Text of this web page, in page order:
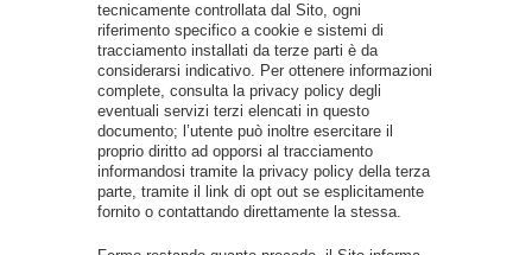
tecnicamente controllata dal Sito, ogni
riferimento specifico a cookie e sistemi di
tracciamento installati da terze parti è da
considerarsi indicativo. Per ottenere informazioni
complete, consulta la privacy policy degli
eventuali servizi terzi elencati in questo
documento; l’utente può inoltre esercitare il
proprio diritto ad opporsi al tracciamento
informandosi tramite la privacy policy della terza
parte, tramite il link di opt out se esplicitamente
fornito o contattando direttamente la stessa.